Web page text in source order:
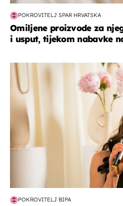
POKROVITELJ SPAR HRVATSKA
Omiljene proizvode za
i usput, tijekom nabavke
moda & ljepota
POKROVITELJ BIPA